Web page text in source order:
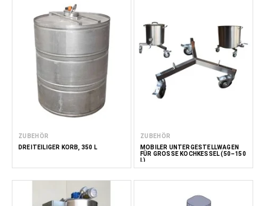
ZUBEHÖR
DREITEILIGER KORB, 350 L
ZUBEHÖR
MOBILER UNTERGESTELLWAGEN
FÜR GROSSE KOCHKESSEL (50–150 L
)